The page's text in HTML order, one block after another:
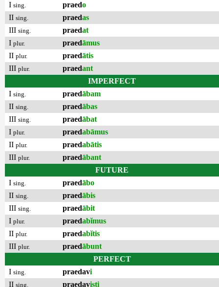
I sing. praedo
II sing. praedas
III sing. praedat
I plur. praedāmus
II plur. praedātis
III plur. praedant
IMPERFECT
I sing. praedābam
II sing. praedābas
III sing. praedābat
I plur. praedabāmus
II plur. praedabātis
III plur. praedābant
FUTURE
I sing. praedābo
II sing. praedābis
III sing. praedābit
I plur. praedabĭmus
II plur. praedabĭtis
III plur. praedābunt
PERFECT
I sing. praedavi
II sing. praedavisti